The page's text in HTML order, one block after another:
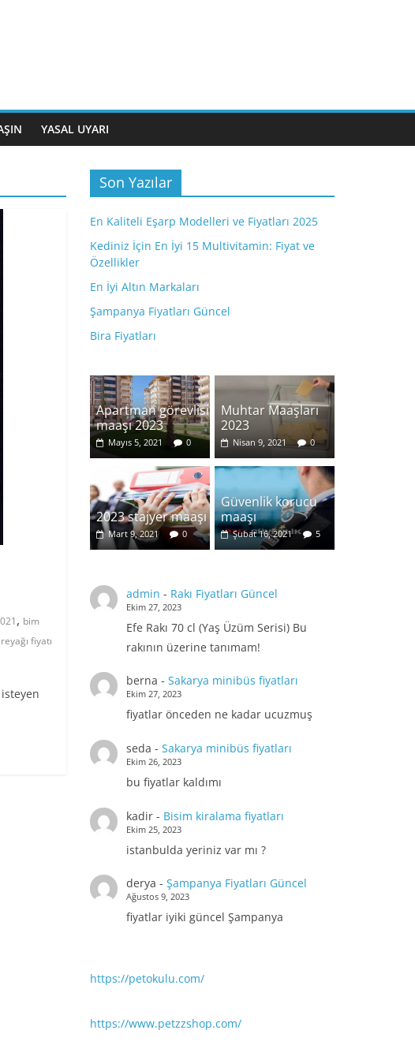
YASAL UYARI
, bim
fiyatı
Son Yazılar
En Kaliteli Eşarp Modelleri ve Fiyatları 2025
Kediniz İçin En İyi 15 Multivitamin: Fiyat ve
Özellikler
En İyi Altın Markaları
Şampanya Fiyatları Güncel
Bira Fiyatları
Apartman görevlisi
maaşı 2023
Mayıs 5, 2021 0
Muhtar Maaşları
2023
Nisan 9, 2021 0
2023 stajyer maaşı
Mart 9, 2021 0
Güvenlik korucu
maaşı
Şubat 16, 2021 5
admin - Rakı Fiyatları Güncel
Ekim 27, 2023
Efe Rakı 70 cl (Yaş Üzüm Serisi) Bu
rakının üzerine tanımam!
berna - Sakarya minibüs fiyatları
Ekim 27, 2023
fiyatlar önceden ne kadar ucuzmuş
seda - Sakarya minibüs fiyatları
Ekim 26, 2023
bu fiyatlar kaldımı
kadir- Bisim kiralama fiyatları
Ekim 25, 2023
istanbulda yeriniz var mı ?
derya - Şampanya Fiyatları Güncel
Ağustos 9, 2023
fiyatlar iyiki güncel Şampanya
https://petokulu.com/
https://www.petzzshop.com/